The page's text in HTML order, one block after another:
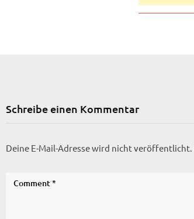
Schreibe einen Kommentar
Deine E-Mail-Adresse wird nicht veröffentlicht.